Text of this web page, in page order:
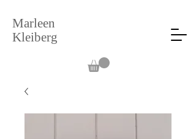
Marleen
Kleiberg